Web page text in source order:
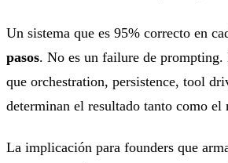
Un sistema que es 95% correcto en
pasos. No es un failure de prompting.
que orchestration, persistence, tool
determinan el resultado tanto como el
La implicación para founders que